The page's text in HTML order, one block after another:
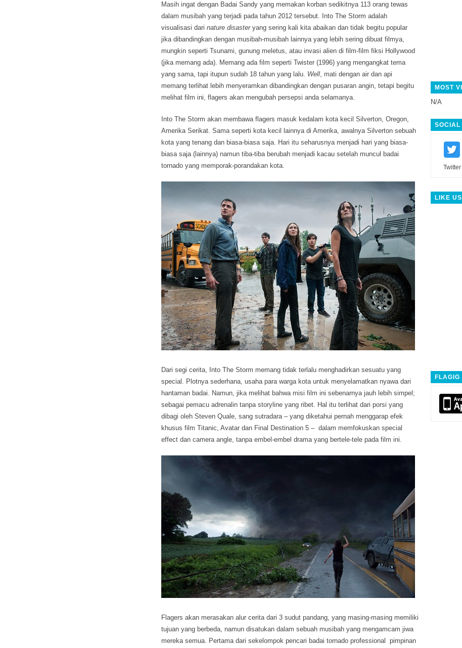
Masih ingat dengan Badai Sandy yang memakan korban sedikitnya 113 orang tewas
dalam musibah yang terjadi pada tahun 2012 tersebut. Into The Storm adalah
visualisasi dari nature disasteryang sering kali kita abaikan dan tidak begitu popular
jika dibandingkan dengan musibah-musibah lainnya yang lebih sering dibuat filmya,
mungkin seperti Tsunami, gunung meletus, atau invasi alien di film-film fiksi Hollywood
(jika memang ada). Memang ada film seperti Twister (1996) yang mengangkat tema
yang sama, tapi itupun sudah 18 tahun yang lalu. Well, mati dengan air dan api
memang terlihat lebih menyeramkan dibandingkan dengan pusaran angin, tetapi begitu
melihat film ini, flagers akan mengubah persepsi anda selamanya.
Into The Storm akan membawa flagers masuk kedalam kota kecil Silverton, Oregon,
Amerika Serikat. Sama seperti kota kecil lainnya di Amerika, awalnya Silverton sebuah
kota yang tenang dan biasa-biasa saja. Hari itu seharusnya menjadi hari yang biasa-
biasa saja (lainnya) namun tiba-tiba berubah menjadi kacau setelah muncul badai
tornado yang memporak-porandakan kota.
Dari segi cerita, Into The Storm memang tidak terlalu menghadirkan sesuatu yang
special. Plotnya sederhana, usaha para warga kota untuk menyelamatkan nyawa dari
hantaman badai. Namun, jika melihat bahwa misi film ini sebenarnya jauh lebih simpel;
sebagai pemacu adrenalin tanpa storyline yang ribet. Hal itu terlihat dari porsi yang
dibagi oleh Steven Quale, sang sutradara – yang diketahui pernah menggarap efek
khusus film Titanic, Avatar dan Final Destination 5 – dalam memfokuskan special
effect dan camera angle, tanpa embel-embel drama yang bertele-tele pada film ini.
Flagers akan merasakan alur cerita dari 3 sudut pandang, yang masing-masing memiliki
tujuan yang berbeda, namun disatukan dalam sebuah musibah yang mengamcam jiwa
mereka semua. Pertama dari sekelompok pencari badai tornado professional pimpinan
MOST
N/A
SOCIAL
Twitter
LIKE US
FLAGIG